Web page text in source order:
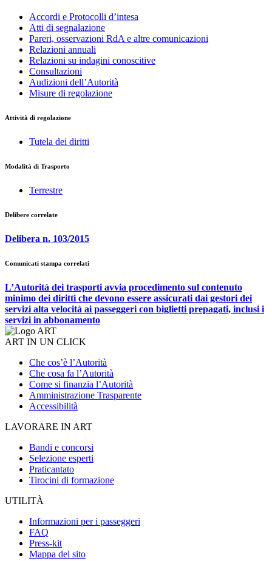
Accordi e Protocolli d’intesa
Atti di segnalazione
Pareri, osservazioni RdA e altre comunicazioni
Relazioni annuali
Relazioni su indagini conoscitive
Consultazioni
Audizioni dell’Autorità
Misure di regolazione
Attività di regolazione
Tutela dei diritti
Modalità di Trasporto
Terrestre
Delibere correlate
Delibera n. 103/2015
Comunicati stampa correlati
L’Autorità dei trasporti avvia procedimento sul contenuto
minimo dei diritti che devono essere assicurati dai gestori dei
servizi alta velocità ai passeggeri con biglietti prepagati, inclusi i
servizi in abbonamento
ART IN UN CLICK
Che cos’è l’Autorità
Che cosa fa l’Autorità
Come si finanzia l’Autorità
Amministrazione Trasparente
Accessibilità
LAVORARE IN ART
Bandi e concorsi
Selezione esperti
Praticantato
Tirocini di formazione
UTILITÀ
Informazioni per i passeggeri
FAQ
Press-kit
Mappa del sito